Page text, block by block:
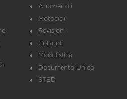
Autoveicoli
Motocicli
Revisioni
Collaudi
Modulistica
Documento Unico
STED